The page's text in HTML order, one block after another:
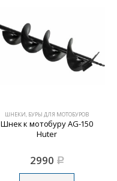
ШНЕКИ, БУРЫ ДЛЯ МОТОБУРОВ
Шнек к мотобуру AG-150
Huter
2990 Р